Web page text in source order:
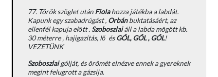
77. Török szöglet utánFiolahozza játékba a labdát.
Kapunk egy szabadrúgást , Orbánbuktatásáért, az
ellenfél kapuja előtt .Szoboszlaiáll a labda mögött kb.
30 méterre , hajigazítás, lő ésGÓL, GÓL , GÓL!
VEZETÜNK
Szoboszlaigólját, és örömét elnézve ennek a gyereknek
megint felugrott a gázsija.